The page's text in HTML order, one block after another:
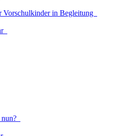
Vorschulkinder in Begleitung